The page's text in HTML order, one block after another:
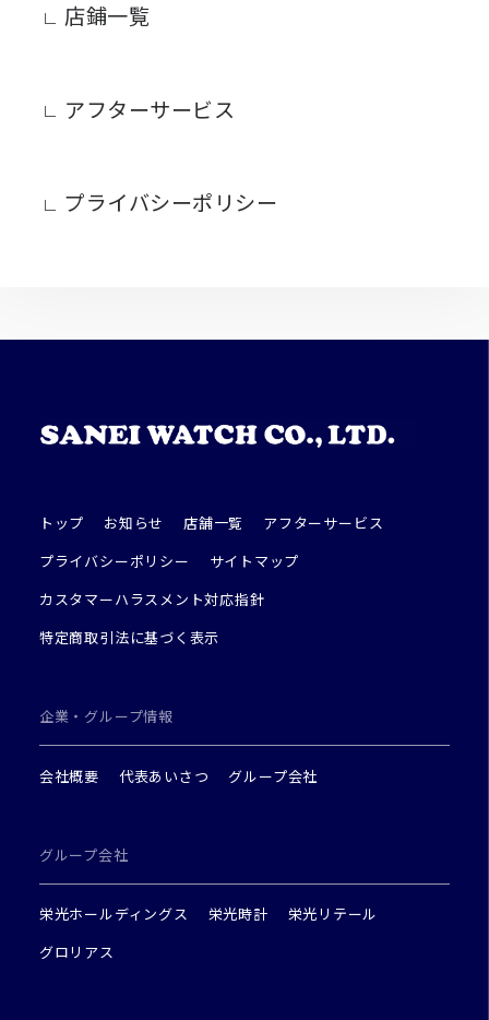
店鋪一覧
アフターサービス
プライバシーポリシー
トップ お知らせ 店舗一覧
アフターサービス
プライバシーポリシー
サイトマップ
カスタマーハラスメント対応指針
特定商取引法に基づく表示
企業・グループ情報
会社概要 代表あいさつ グループ会社
グループ会社
栄光ホールディングス 栄光時計
栄光リテール
グロリアス